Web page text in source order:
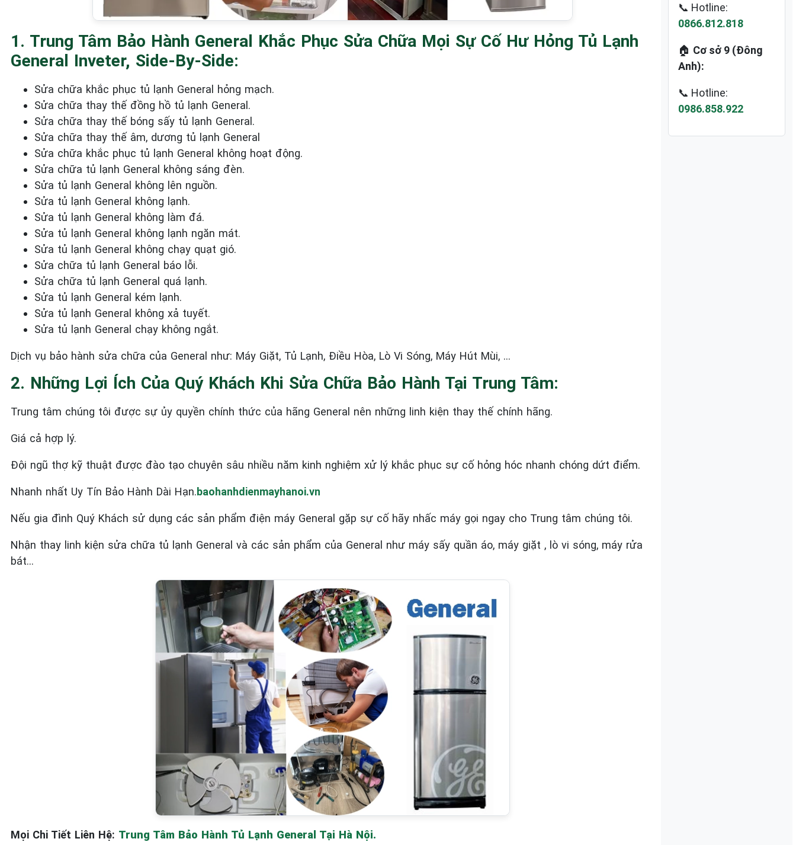
1. Trung Tâm Bảo Hành General Khắc Phục Sửa Chữa Mọi Sự Cố Hư Hỏng Tủ Lạnh
General Inveter, Side-By-Side:
Sửa chữa khắc phục tủ lạnh General hỏng mạch.
Sửa chữa thay thế đồng hồ tủ lạnh General.
Sửa chữa thay thế bóng sấy tủ lạnh General.
Sửa chữa thay thế âm, dương tủ lạnh General
Sửa chữa khắc phục tủ lạnh General không hoạt động.
Sửa chữa tủ lạnh General không sáng đèn.
Sửa tủ lạnh General không lên nguồn.
Sửa tủ lạnh General không lạnh.
Sửa tủ lạnh General không làm đá.
Sửa tủ lạnh General không lạnh ngăn mát.
Sửa tủ lạnh General không chạy quạt gió.
Sửa chữa tủ lạnh General báo lỗi.
Sửa chữa tủ lạnh General quá lạnh.
Sửa tủ lạnh General kém lạnh.
Sửa tủ lạnh General không xả tuyết.
Sửa tủ lạnh General chạy không ngắt.
Dịch vụ bảo hành sửa chữa của General như: Máy Giặt, Tủ Lạnh, Điều Hòa, Lò Vi Sóng, Máy Hút Mùi, …
2. Những Lợi Ích Của Quý Khách Khi Sửa Chữa Bảo Hành Tại Trung Tâm:
Trung tâm chúng tôi được sự ủy quyền chính thức của hãng General nên những linh kiện thay thế chính hãng.
Giá cả hợp lý.
Đội ngũ thợ kỹ thuật được đào tạo chuyên sâu nhiều năm kinh nghiệm xử lý khắc phục sự cố hỏng hóc nhanh chóng dứt điểm.
Nhanh nhất Uy Tín Bảo Hành Dài Hạn.baohanhdienmayhanoi.vn
Nếu gia đình Quý Khách sử dụng các sản phẩm điện máy General gặp sự cố hãy nhấc máy gọi ngay cho Trung tâm chúng tôi.
Nhận thay linh kiện sửa chữa tủ lạnh General và các sản phẩm của General như máy sấy quần áo, máy giặt , lò vi sóng, máy rửa
bát…
Mọi Chi Tiết Liên Hệ: Trung Tâm Bảo Hành Tủ Lạnh General Tại Hà Nội.
📞 Hotline:
0866.812.818
🏠 Cơ sở 9 (Đông
Anh):
📞 Hotline:
0986.858.922